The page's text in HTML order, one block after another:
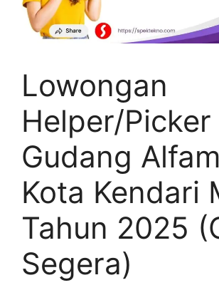
Lowongan
Helper/Picker
Gudang
Kota Kendari
Tahun 2025
Segera)